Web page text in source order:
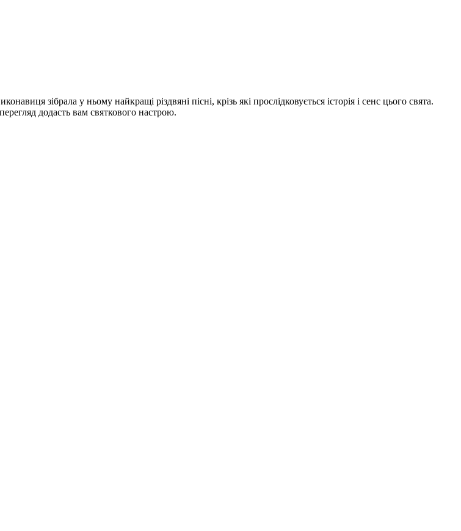
зібрала у ньому найкращі різдвяні пісні, крізь які прослідковується історія і сенс цього свята.
додасть вам святкового настрою.